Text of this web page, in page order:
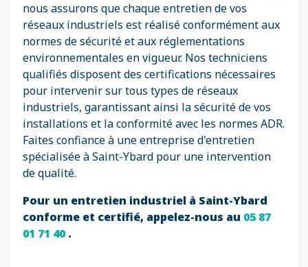
nous assurons que chaque entretien de vos
réseaux industriels est réalisé conformément aux
normes de sécurité et aux réglementations
environnementales en vigueur. Nos techniciens
qualifiés disposent des certifications nécessaires
pour intervenir sur tous types de réseaux
industriels, garantissant ainsi la sécurité de vos
installations et la conformité avec les normes ADR.
Faites confiance à une entreprise d'entretien
spécialisée à Saint-Ybard pour une intervention
de qualité.
Pour un entretien industriel à Saint-Ybard
conforme et certifié, appelez-nous au 05 87
01 71 40.